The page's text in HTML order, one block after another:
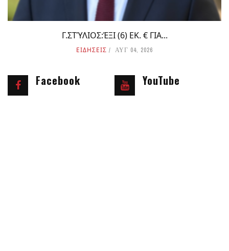
Γ.ΣΤΎΛΙΟΣ:ΈΞΙ (6) ΕΚ. € ΓΙΑ...
ΕΙΔΗΣΕΙΣ ΑΥΓ 04, 2026
Facebook YouTube